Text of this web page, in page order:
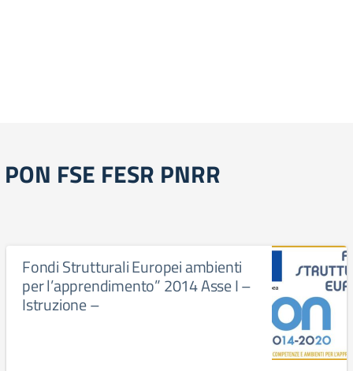
PON FSE FESR PNRR
Fondi Strutturali Europei ambienti
per l’apprendimento” 2014 Asse I –
Istruzione –